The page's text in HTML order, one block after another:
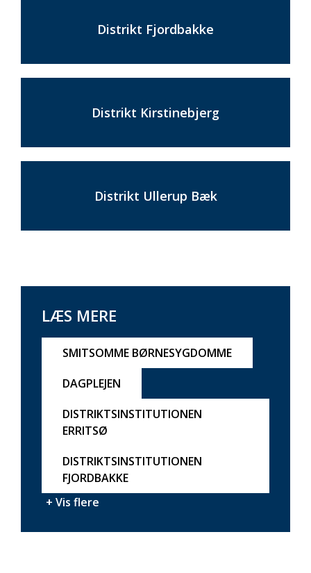
Distrikt Fjordbakke
Distrikt Kirstinebjerg
Distrikt Ullerup Bæk
LÆS MERE
SMITSOMME BØRNESYGDOMME
DAGPLEJEN
DISTRIKTSINSTITUTIONEN
ERRITSØ
DISTRIKTSINSTITUTIONEN
FJORDBAKKE
+ Vis flere